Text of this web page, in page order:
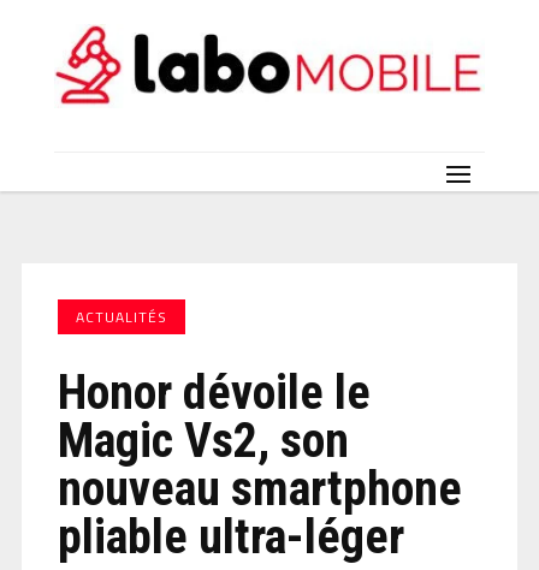
ACTUALITÉS
Honor dévoile le
Magic Vs2, son
nouveau smartphone
pliable ultra-léger